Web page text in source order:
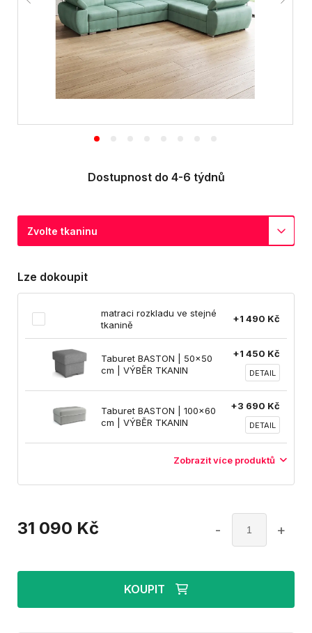
Dostupnost do 4-6 týdnů
Zvolte tkaninu
Lze dokoupit
matraci rozkladu ve stejné
tkanině
+1 490 Kč
Taburet BASTON | 50x50
cm | VÝBĚR TKANIN
+1 450 Kč
DETAIL
Taburet BASTON | 100x60
cm | VÝBĚR TKANIN
+3 690 Kč
DETAIL
Zobrazit více produktů
31 090 Kč - +
KOUPIT